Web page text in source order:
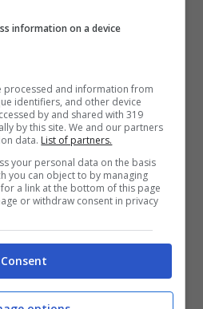
information on a device
processed and information from
identifiers, and other device
by and shared with 319
by this site. We and our partners
data. List of partners.
your personal data on the basis
you can object to by managing
a link at the bottom of this page
or withdraw consent in privacy
Consent